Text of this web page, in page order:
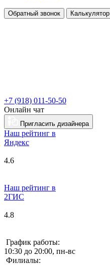
Обратный звонок Калькулятор
+7 (918) 011-50-50
Онлайн чат
Пригласить дизайнера
Наш рейтинг в
Яндекс
4.6
Наш рейтинг в
2ГИС
4.8
График работы:
10:30 до 20:00, пн-вс
Филиалы: